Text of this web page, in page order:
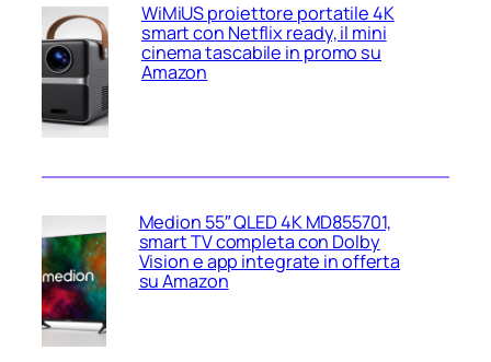
WiMiUS proiettore portatile 4K
smart con Netflix ready, il mini
cinema tascabile in promo su
Amazon
Medion 55″ QLED 4K MD855701,
smart TV completa con Dolby
Vision e app integrate in offerta
su Amazon